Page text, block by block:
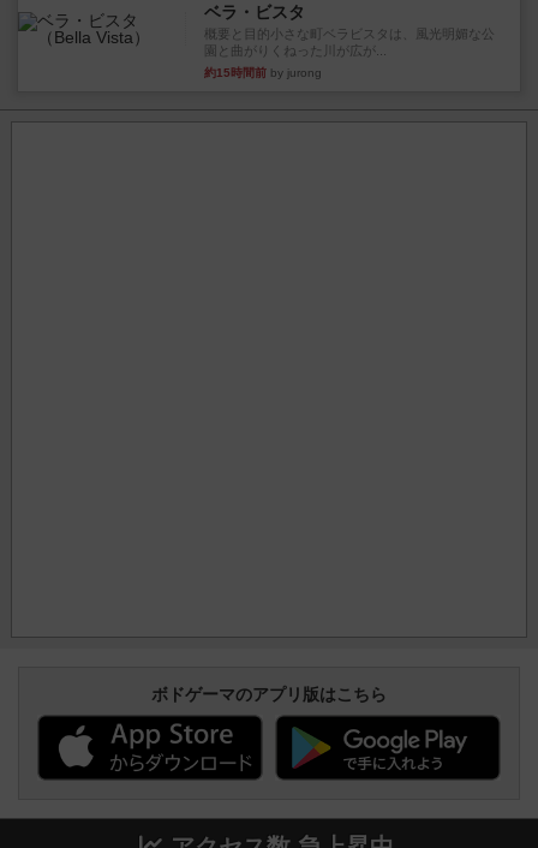
ベラ・ビスタ
概要と目的小さな町ベラビスタは、風光明媚な公
園と曲がりくねった川が広が...
約15時間前 by jurong
ボドゲーマのアプリ版はこちら